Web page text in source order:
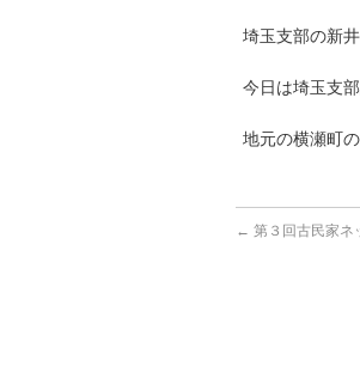
埼玉支部の新井
今日は埼玉支
地元の横瀬町
← 第３回古民家ネ